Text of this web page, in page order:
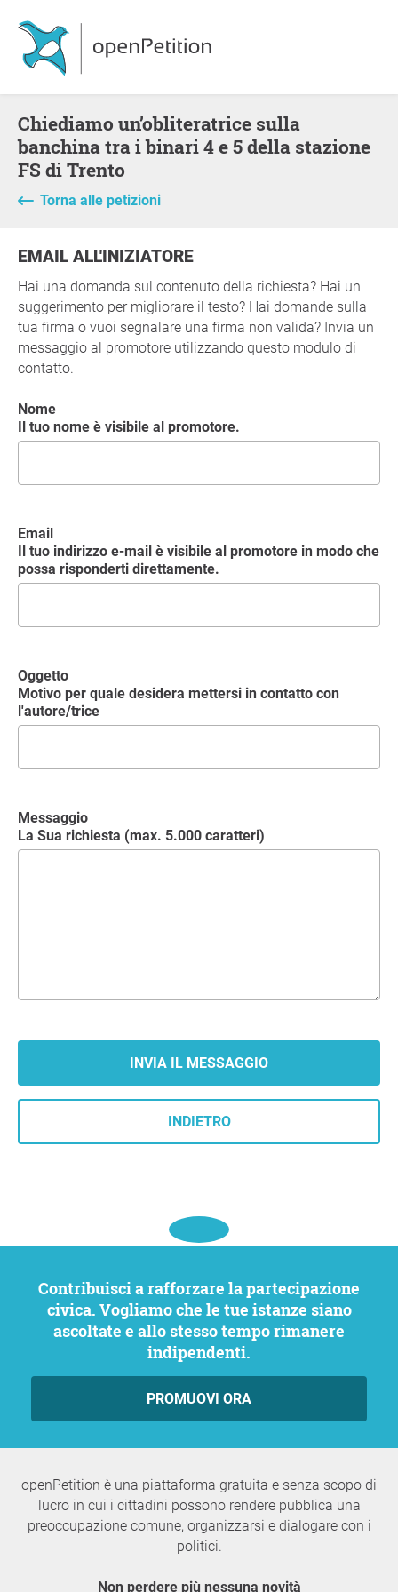
Chiediamo un’obliteratrice sulla
banchina tra i binari 4 e 5 della stazione
FS di Trento
Torna alle petizioni
EMAIL ALL'INIZIATORE
Hai una domanda sul contenuto della richiesta? Hai un
suggerimento per migliorare il testo? Hai domande sulla
tua firma o vuoi segnalare una firma non valida? Invia un
messaggio al promotore utilizzando questo modulo di
contatto.
Nome
Il tuo nome è visibile al promotore.
Email
Il tuo indirizzo e-mail è visibile al promotore in modo che
possa risponderti direttamente.
Oggetto
Motivo per quale desidera mettersi in contatto con
l'autore/trice
Messaggio
La Sua richiesta (max. 5.000 caratteri)
INDIETRO
Contribuisci a rafforzare la partecipazione
civica. Vogliamo che le tue istanze siano
ascoltate e allo stesso tempo rimanere
indipendenti.
PROMUOVI ORA
openPetition è una piattaforma gratuita e senza scopo di
lucro in cui i cittadini possono rendere pubblica una
preoccupazione comune, organizzarsi e dialogare con i
politici.
Non perdere più nessuna novità